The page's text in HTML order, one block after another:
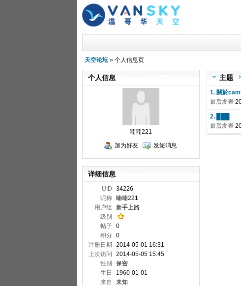
天空论坛 » 个人信息页
主题
1. 關於
最后发表
2. ███
最后发表
个人信息
喃喃221
加为好友
发短消息
详细信息
UID
34226
昵称 喃喃221
用户组
新手上路
级别
帖子 0
积分 0
注册日期
2014-05-01 16:31
上次访问
2014-05-05 15:45
性别
保密
生日
1960-01-01
来自
未知